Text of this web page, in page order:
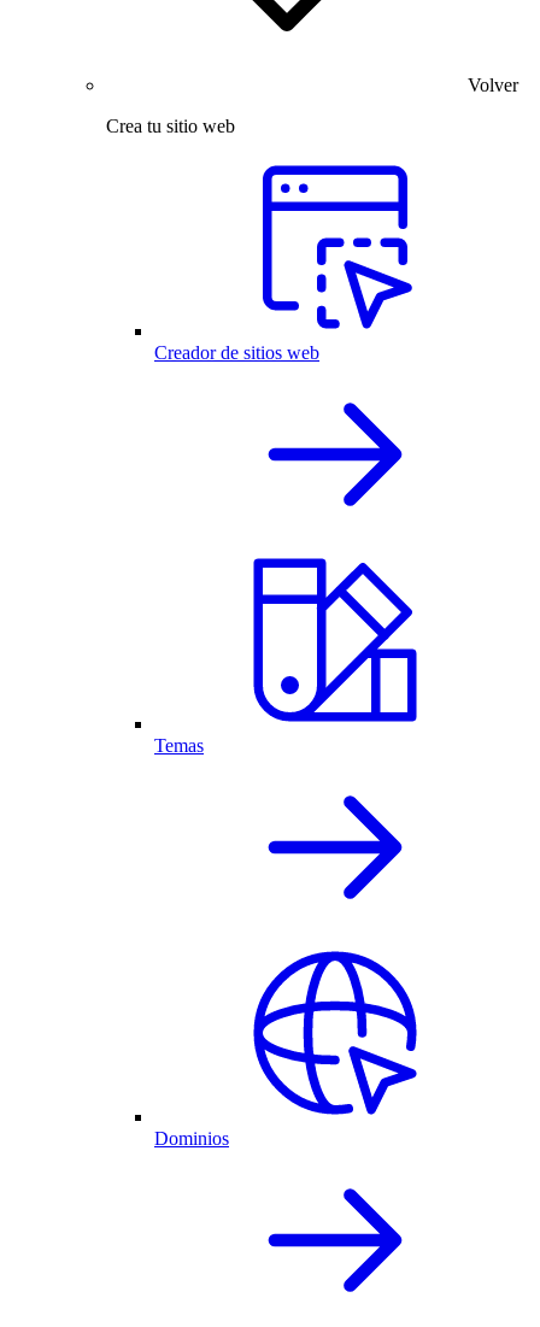
Volver
Crea tu sitio web
Creador de sitios web
Temas
Dominios